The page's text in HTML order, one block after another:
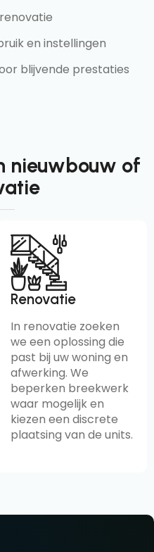
en instellingen
blijvende prestaties
nieuwbouw of
Renovatie
In renovatie zoeken
we een oplossing die
past bij uw woning en
afwerking. We
beperken breekwerk
waar mogelijk en
kiezen een discrete
plaatsing van de units.